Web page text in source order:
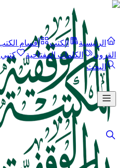
الرئيسية الكتب أقسام
القرون
الكلمات المفتاحية
البحث